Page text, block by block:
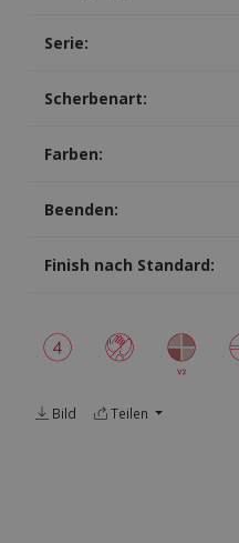
Serie:
Scherbenart:
Farben:
Beenden:
Finish nach Standard:
Bild Teilen